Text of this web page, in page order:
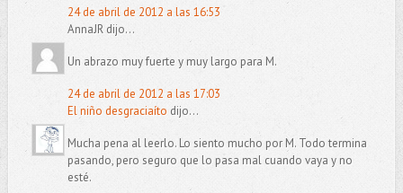
24 de abril de 2012 a las 16:53
AnnaJR dijo...
Un abrazo muy fuerte y muy largo para M.
24 de abril de 2012 a las 17:03
El niño desgraciaíto dijo...
Mucha pena al leerlo. Lo siento mucho por M. Todo termina
pasando, pero seguro que lo pasa mal cuando vaya y no
esté.